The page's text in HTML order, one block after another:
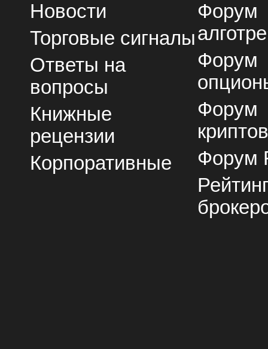
Новости
Торговые сигналы
Ответы на
вопросы
Книжные
рецензии
Корпоративные
Форум
Форум
Форум
Форум